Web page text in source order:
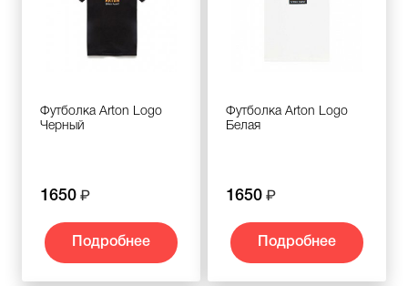
Футболка Arton Logo
Черный
1650
Подробнее
Футболка Arton Logo
Белая
1650
Подробнее